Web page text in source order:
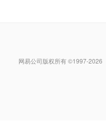
网易公司版权所有 ©1997-2026